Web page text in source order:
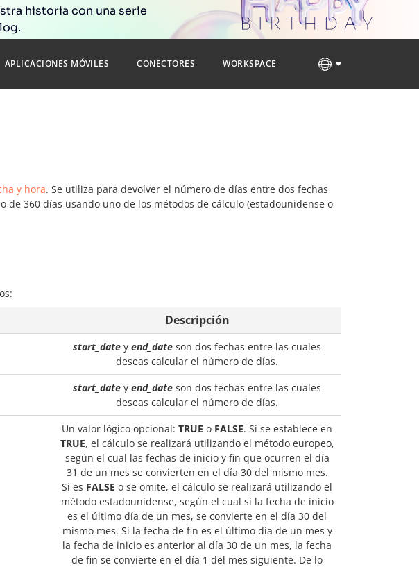
historia con una serie
APLICACIONES MÓVILES CONECTORES WORKSPACE
y hora. Se utiliza para devolver el número de días entre dos fechas
de 360 días usando uno de los métodos de cálculo (estadounidense o
Descripción
start_date y end_date son dos fechas entre las cuales
deseas calcular el número de días.
start_date y end_date son dos fechas entre las cuales
deseas calcular el número de días.
Un valor lógico opcional: TRUE o FALSE. Si se establece en
TRUE, el cálculo se realizará utilizando el método europeo,
según el cual las fechas de inicio y fin que ocurren el día
31 de un mes se convierten en el día 30 del mismo mes.
Si es FALSE o se omite, el cálculo se realizará utilizando el
método estadounidense, según el cual si la fecha de inicio
es el último día de un mes, se convierte en el día 30 del
mismo mes. Si la fecha de fin es el último día de un mes y
la fecha de inicio es anterior al día 30 de un mes, la fecha
de fin se convierte en el día 1 del mes siguiente. De lo